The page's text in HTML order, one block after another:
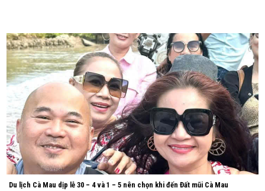
Du lịch Cà Mau dịp lễ 30 – 4 và 1 – 5 nên chọn khi đến Đất mũi Cà Mau